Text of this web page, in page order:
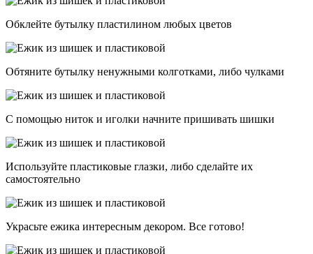
Обклейте бутылку пластилином любых цветов
Обтяните бутылку ненужными колготками, либо чулками
С помощью ниток и иголки начните пришивать шишки
Используйте пластиковые глазки, либо сделайте их
самостоятельно
Украсьте ежика интересным декором. Все готово!